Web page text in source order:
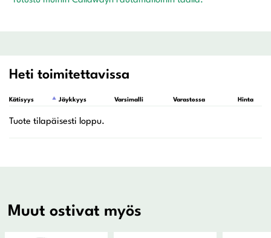
Heti toimitettavissa
Kätisyys Jäykkyys Varsimalli Varastossa Hinta
Muut ostivat myös